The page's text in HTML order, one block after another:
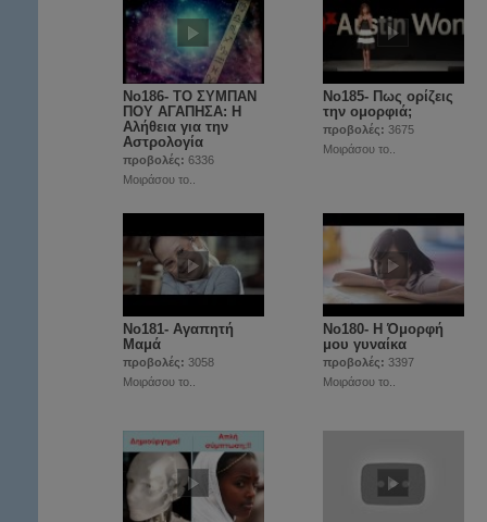
No186- ΤΟ ΣΥΜΠΑΝ
ΠΟΥ ΑΓΑΠΗΣΑ: Η
Αλήθεια για την
Αστρολογία
προβολές: 6336
Μοιράσου το..
Νο185- Πως ορίζεις
την ομορφιά;
προβολές: 3675
Μοιράσου το..
Νο181- Αγαπητή
Μαμά
προβολές: 3058
Μοιράσου το..
Νο180- Η Όμορφή
μου γυναίκα
προβολές: 3397
Μοιράσου το..